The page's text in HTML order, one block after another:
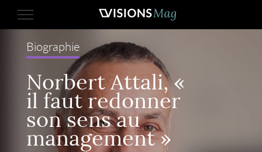
Biographie
Norbert Attali, «
il faut redonner
son sens au
management »